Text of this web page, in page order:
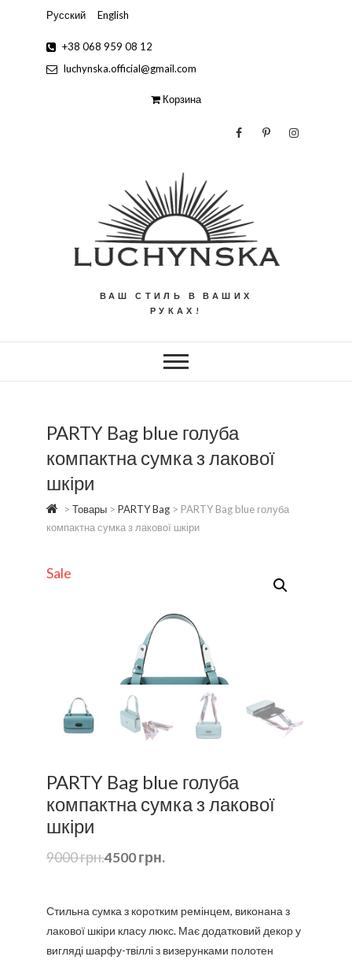
Русский English
+38 068 959 08 12
luchynska.official@gmail.com
Корзина
ВАШ СТИЛЬ В ВАШИХ
РУКАХ!
PARTY Bag blue голуба
компактна сумка з лакової
шкіри
> Товары > PARTY Bag > PARTY Bag blue голуба
компактна сумка з лакової шкіри
Sale
PARTY Bag blue голуба
компактна сумка з лакової
шкіри
9000грн.4500грн.
Стильна сумка з коротким ремінцем, виконана з
лакової шкіри класу люкс. Має додатковий декор у
вигляді шарфу-твіллі з визерунками полотен